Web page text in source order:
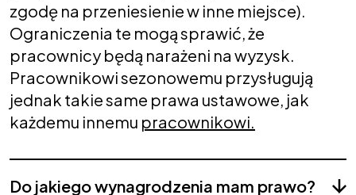
zgodę na przeniesienie w inne miejsce).
Ograniczenia te mogą sprawić, że
pracownicy będą narażeni na wyzysk.
Pracownikowi sezonowemu przysługują
jednak takie same prawa ustawowe, jak
każdemu innemu pracownikowi.
Do jakiego wynagrodzenia mam prawo?